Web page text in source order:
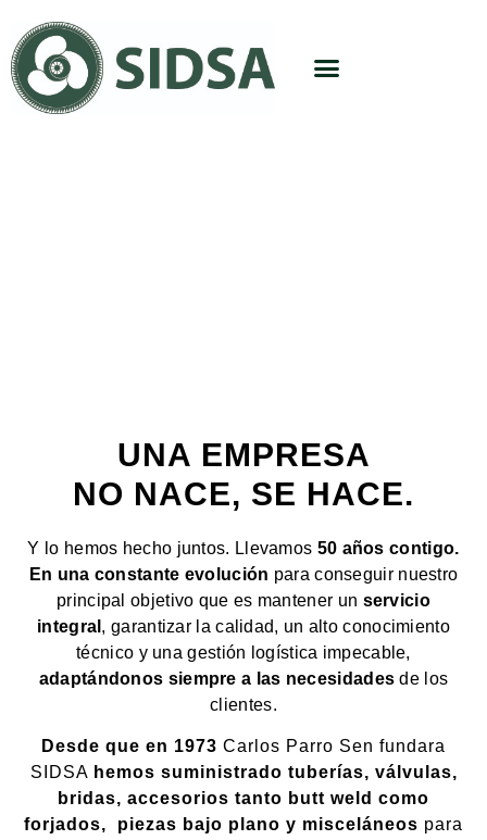
UNA EMPRESA
NO NACE, SE HACE.
Y lo hemos hecho juntos. Llevamos 50 años contigo.
En una constante evolución para conseguir nuestro
principal objetivo que es mantener un servicio
integral , garantizar la calidad, un alto conocimiento
técnico y una gestión logística impecable,
adaptándonos siempre a las necesidades de los
clientes.
Desde que en 1973 Carlos Parro Sen fundara
SIDSA hemos suministrado tuberías, válvulas,
bridas, accesorios tanto butt weld como
forjados, piezas bajo plano y misceláneos para